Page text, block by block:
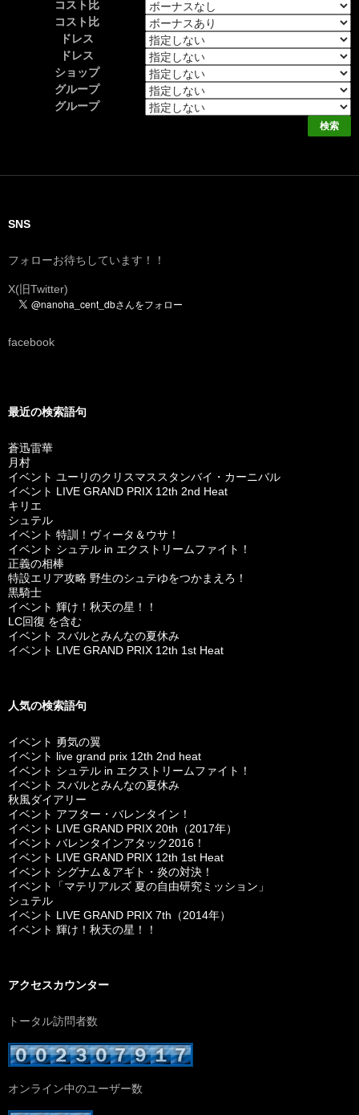
コスト比
コスト比
ドレス
ドレス
ショップ
グループ
グループ
SNS
フォローお待ちしています！！
X(旧Twitter)
facebook
最近の検索語句
蒼迅雷華
月村
イベント ユーリのクリスマススタンバイ・カーニバル
イベント LIVE GRAND PRIX 12th 2nd Heat
キリエ
シュテル
イベント 特訓！ヴィータ＆ウサ！
イベント シュテル in エクストリームファイト！
正義の相棒
特設エリア攻略 野生のシュテゆをつかまえろ！
黒騎士
イベント 輝け！秋天の星！！
LC回復 を含む
イベント スバルとみんなの夏休み
イベント LIVE GRAND PRIX 12th 1st Heat
人気の検索語句
イベント 勇気の翼
イベント live grand prix 12th 2nd heat
イベント シュテル in エクストリームファイト！
イベント スバルとみんなの夏休み
秋風ダイアリー
イベント アフター・バレンタイン！
イベント LIVE GRAND PRIX 20th（2017年）
イベント バレンタインアタック2016！
イベント LIVE GRAND PRIX 12th 1st Heat
イベント シグナム＆アギト・炎の対決！
イベント「マテリアルズ 夏の自由研究ミッション」
シュテル
イベント LIVE GRAND PRIX 7th（2014年）
イベント 輝け！秋天の星！！
アクセスカウンター
トータル訪問者数
オンライン中のユーザー数